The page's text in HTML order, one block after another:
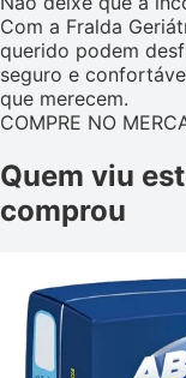
Com a Fralda
querido podem
seguro e
que merecem.
COMPRE NO
Quem viu
comprou